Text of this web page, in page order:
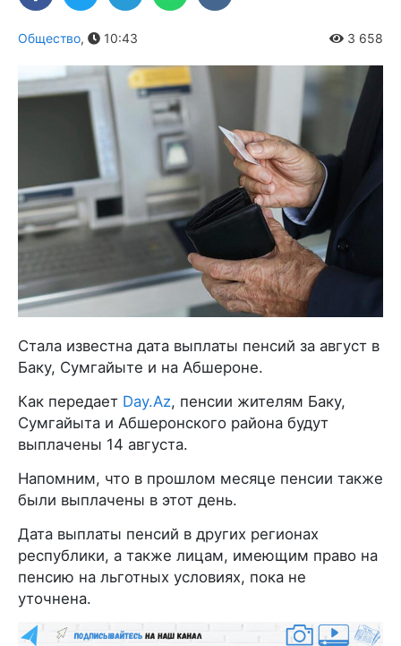
Общество, 10:43 3 658
Стала известна дата выплаты пенсий за август в
Баку, Сумгайыте и на Абшероне.
Как передает Day.Az, пенсии жителям Баку,
Сумгайыта и Абшеронского района будут
выплачены 14 августа.
Напомним, что в прошлом месяце пенсии также
были выплачены в этот день.
Дата выплаты пенсий в других регионах
республики, а также лицам, имеющим право на
пенсию на льготных условиях, пока не
уточнена.